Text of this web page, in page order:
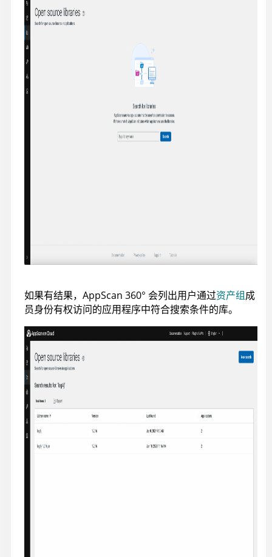
如果有结果， AppScan 360° 会列出用户通过资产组成
员身份有权访问的应用程序中符合搜索条件的库。